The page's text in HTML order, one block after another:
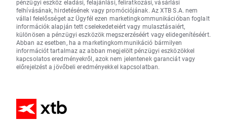
pénzügyi eszköz eladási, felajánlási, feliratkozási, vásárlási
felhívásának, hirdetésének vagy promóciójának. Az XTB S.A. nem
vállal felelősséget az Ügyfél ezen marketingkommunikációban foglalt
információk alapján tett cselekedeteiért vagy mulasztásaiért,
különösen a pénzügyi eszközök megszerzéséért vagy elidegenítéséért.
Abban az esetben, ha a marketingkommunikáció bármilyen
információt tartalmaz az abban megjelölt pénzügyi eszközökkel
kapcsolatos eredményekről, azok nem jelentenek garanciát vagy
előrejelzést a jövőbeli eredményekkel kapcsolatban.